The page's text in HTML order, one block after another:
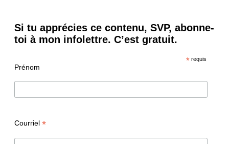
Si tu apprécies ce contenu, SVP, abonne-
toi à mon infolettre. C’est gratuit.
* requis
Prénom
Courriel *